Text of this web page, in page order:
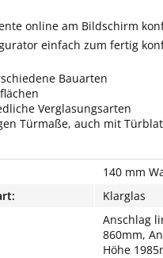
online am Bildschirm
einfach zum fertig
Bauarten
Verglasungsarten
Türmaße, auch mit
140 mm
Klarglas
Anschlag
860mm,
Höhe